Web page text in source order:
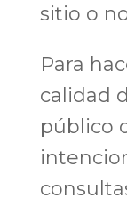
sitio o
Para
calidad
público